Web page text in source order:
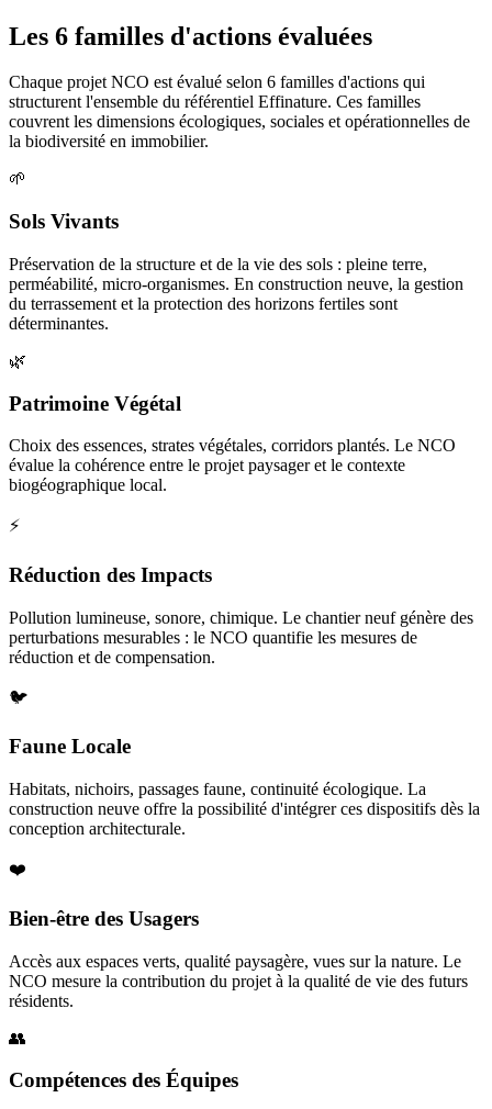
Les 6 familles d'actions évaluées
Chaque projet NCO est évalué selon 6 familles d'actions qui
structurent l'ensemble du référentiel Effinature. Ces familles
couvrent les dimensions écologiques, sociales et opérationnelles de
la biodiversité en immobilier.
🌱
Sols Vivants
Préservation de la structure et de la vie des sols : pleine terre,
perméabilité, micro-organismes. En construction neuve, la gestion
du terrassement et la protection des horizons fertiles sont
déterminantes.
🌿
Patrimoine Végétal
Choix des essences, strates végétales, corridors plantés. Le NCO
évalue la cohérence entre le projet paysager et le contexte
biogéographique local.
⚡
Réduction des Impacts
Pollution lumineuse, sonore, chimique. Le chantier neuf génère des
perturbations mesurables : le NCO quantifie les mesures de
réduction et de compensation.
🐦
Faune Locale
Habitats, nichoirs, passages faune, continuité écologique. La
construction neuve offre la possibilité d'intégrer ces dispositifs dès la
conception architecturale.
❤️
Bien-être des Usagers
Accès aux espaces verts, qualité paysagère, vues sur la nature. Le
NCO mesure la contribution du projet à la qualité de vie des futurs
résidents.
👥
Compétences des Équipes